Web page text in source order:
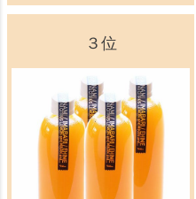
３位